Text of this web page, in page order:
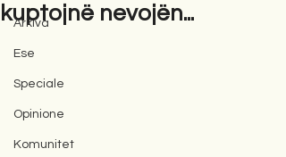
Arkiva
Ese
Speciale
Opinione
Komunitet
kuptojnë nevojën...